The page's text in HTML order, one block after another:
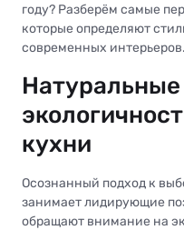
году? Разберём самые
которые определяют
современных интерьеров.
кухни
Осознанный подход к
занимает лидирующие
обращают внимание на